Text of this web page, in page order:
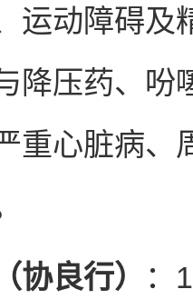
运动障碍及
降压药、吩
重心脏病、
协良行） ：